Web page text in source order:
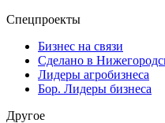
Спецпроекты
Бизнес на связи
Сделано в
Лидеры агробизнеса
Бор. Лидеры бизнеса
Другое